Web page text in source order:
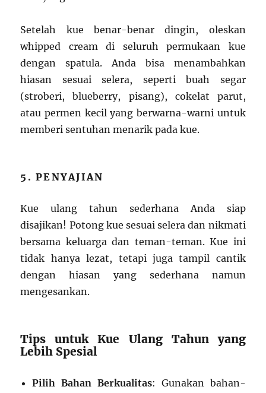
Setelah kue benar-benar dingin, oleskan
whipped cream di seluruh permukaan kue
dengan spatula. Anda bisa menambahkan
hiasan sesuai selera, seperti buah segar
(stroberi, blueberry, pisang), cokelat parut,
atau permen kecil yang berwarna-warni untuk
memberi sentuhan menarik pada kue.
5. PENYAJIAN
Kue ulang tahun sederhana Anda siap
disajikan! Potong kue sesuai selera dan nikmati
bersama keluarga dan teman-teman. Kue ini
tidak hanya lezat, tetapi juga tampil cantik
dengan hiasan yang sederhana namun
mengesankan.
Tips untuk Kue Ulang Tahun yang
Lebih Spesial
Pilih Bahan Berkualitas: Gunakan bahan-